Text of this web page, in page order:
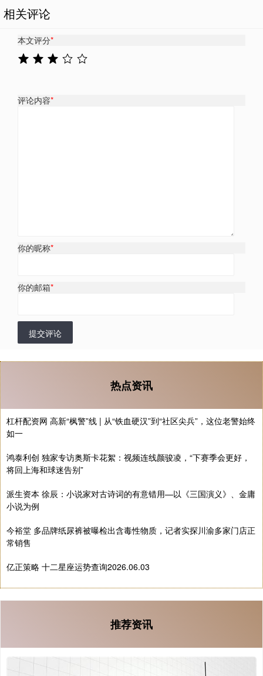
相关评论
本文评分*
评论内容*
你的昵称*
你的邮箱*
提交评论
热点资讯
杠杆配资网 高新“枫警”线 | 从“铁血硬汉”到“社区尖兵”，这位老警始终
如一
鸿泰利创 独家专访奥斯卡花絮：视频连线颜骏凌，“下赛季会更好，
将回上海和球迷告别”
派生资本 徐辰：小说家对古诗词的有意错用—以《三国演义》、金庸
小说为例
今裕堂 多品牌纸尿裤被曝检出含毒性物质，记者实探川渝多家门店正
常销售
亿正策略 十二星座运势查询2026.06.03
推荐资讯